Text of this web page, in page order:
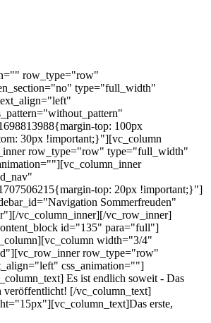
row_type="row"
type="full_width"
top: 100px
30px !important;}"][vc_column
row_type="row" type="full_width"
top: 20px !important;}"]
Sommerfreuden"
vc_column_inner][/vc_row_inner]
id="135" para="full"]
width="3/4"
row_type="row"
css_animation=""]
Es ist endlich soweit - Das
veröffentlicht! [/vc_column_text]
erste,